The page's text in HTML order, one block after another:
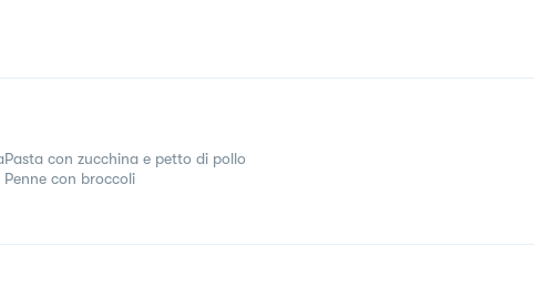
Pasta con zucchina e petto di pollo
Penne con broccoli